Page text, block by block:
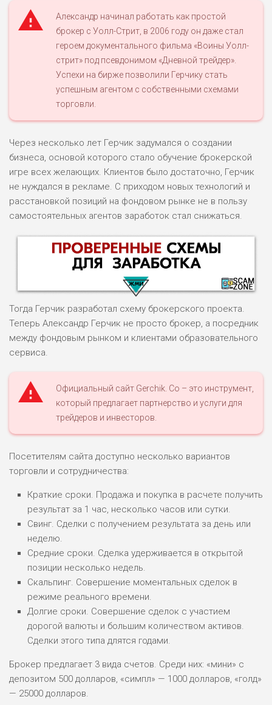
Александр начинал работать как простой
брокер с Уолл-Стрит, в 2006 году он даже стал
героем документального фильма «Воины Уолл-
стрит» под псевдонимом «Дневной трейдер».
Успехи на бирже позволили Герчику стать
успешным агентом с собственными схемами
торговли.
Через несколько лет Герчик задумался о создании
бизнеса, основой которого стало обучение брокерской
игре всех желающих. Клиентов было достаточно, Герчик
не нуждался в рекламе. С приходом новых технологий и
расстановкой позиций на фондовом рынке не в пользу
самостоятельных агентов заработок стал снижаться.
ПОДОЙДЕТ
ВСЕМ
БЮДЖЕТ: ВЫСОКИЙ
ЛЮБИТЕЛЯ
М СТАВОК
0
РИСКИ: СРЕДНИЕ
ДОХОД: ВЫСОКИЙ
БЮДЖЕТ: НИЗКИЙ
ПОДОЙДЕТ
ВСЕМ
РИСКИ: НИЗКИЕ
ДОХОД: НИЗКИЙ
БЮДЖЕТ: НИЗКИЙ
ПОДОЙДЕТ
0
Тогда Герчик разработал схему брокерского проекта.
Теперь Александр Герчик не просто брокер, а посредник
между фондовым рынком и клиентами образовательного
сервиса.
Официальный сайт Gerchik. Co – это инструмент,
который предлагает партнерство и услуги для
трейдеров и инвесторов.
Посетителям сайта доступно несколько вариантов
торговли и сотрудничества:
Краткие сроки. Продажа и покупка в расчете получить
результат за 1 час, несколько часов или сутки.
Свинг. Сделки с получением результата за день или
неделю.
Средние сроки. Сделка удерживается в открытой
позиции несколько недель.
Скальпинг. Совершение моментальных сделок в
режиме реального времени.
Долгие сроки. Совершение сделок с участием
дорогой валюты и большим количеством активов.
Сделки этого типа длятся годами.
Брокер предлагает 3 вида счетов. Среди них: «мини» с
депозитом 500 долларов, «симпл» — 1000 долларов, «голд»
— 25000 долларов.